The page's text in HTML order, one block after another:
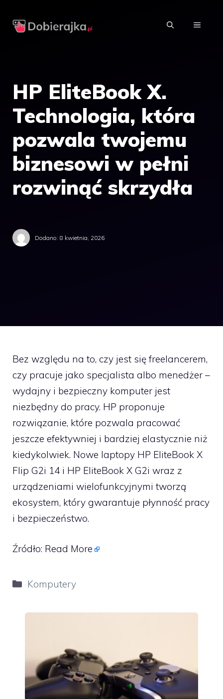
MENU
HP EliteBook X.
Technologia, która
pozwala twojemu
biznesowi w pełni
rozwinąć skrzydła
Dodano: 8 kwietnia, 2026
Bez względu na to, czy jest się freelancerem,
czy pracuje jako specjalista albo menedżer –
wydajny i bezpieczny komputer jest
niezbędny do pracy. HP proponuje
rozwiązanie, które pozwala pracować
jeszcze efektywniej i bardziej elastycznie niż
kiedykolwiek. Nowe laptopy HP EliteBook X
Flip G2i 14 i HP EliteBook X G2i wraz z
urządzeniami wielofunkcyjnymi tworzą
ekosystem, który gwarantuje płynność pracy
i bezpieczeństwo.
Źródło: Read More
Kategorie
Komputery